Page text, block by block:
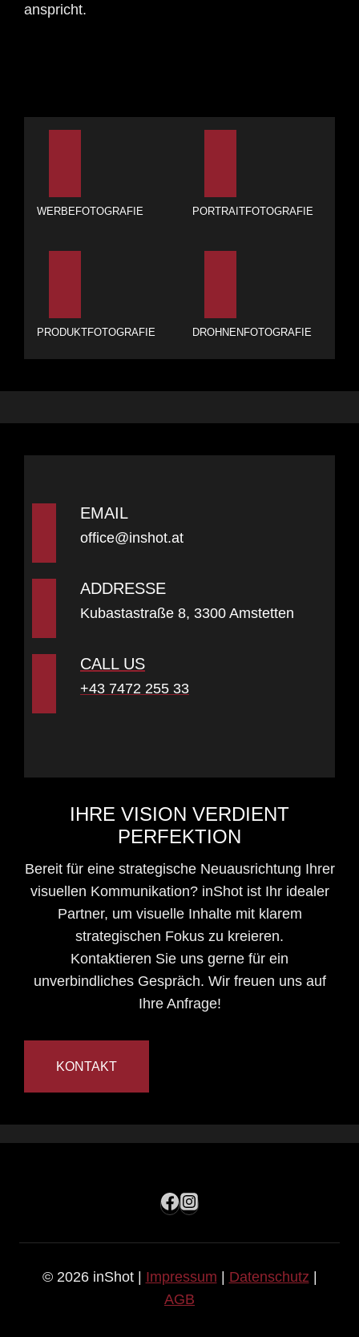
anspricht.
WERBEFOTOGRAFIE PORTRAITFOTOGRAFIE
PRODUKTFOTOGRAFIE DROHNENFOTOGRAFIE
EMAIL
office@inshot.at
ADDRESSE
Kubastastraße 8, 3300 Amstetten
CALL US
+43 7472 255 33
IHRE VISION VERDIENT
PERFEKTION
Bereit für eine strategische Neuausrichtung Ihrer
visuellen Kommunikation? inShot ist Ihr idealer
Partner, um visuelle Inhalte mit klarem
strategischen Fokus zu kreieren.
Kontaktieren Sie uns gerne für ein
unverbindliches Gespräch. Wir freuen uns auf
Ihre Anfrage!
KONTAKT
© 2026 inShot | Impressum Datenschutz
AGB